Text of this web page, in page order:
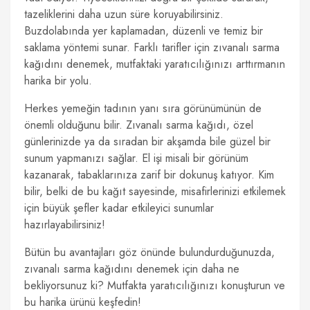
tazeliklerini daha uzun süre koruyabilirsiniz.
Buzdolabında yer kaplamadan, düzenli ve temiz bir
saklama yöntemi sunar. Farklı tarifler için zıvanalı sarma
kağıdını denemek, mutfaktaki yaratıcılığınızı arttırmanın
harika bir yolu.
Herkes yemeğin tadının yanı sıra görünümünün de
önemli olduğunu bilir. Zıvanalı sarma kağıdı, özel
günlerinizde ya da sıradan bir akşamda bile güzel bir
sunum yapmanızı sağlar. El işi misali bir görünüm
kazanarak, tabaklarınıza zarif bir dokunuş katıyor. Kim
bilir, belki de bu kağıt sayesinde, misafirlerinizi etkilemek
için büyük şefler kadar etkileyici sunumlar
hazırlayabilirsiniz!
Bütün bu avantajları göz önünde bulundurduğunuzda,
zıvanalı sarma kağıdını denemek için daha ne
bekliyorsunuz ki? Mutfakta yaratıcılığınızı konuşturun ve
bu harika ürünü keşfedin!